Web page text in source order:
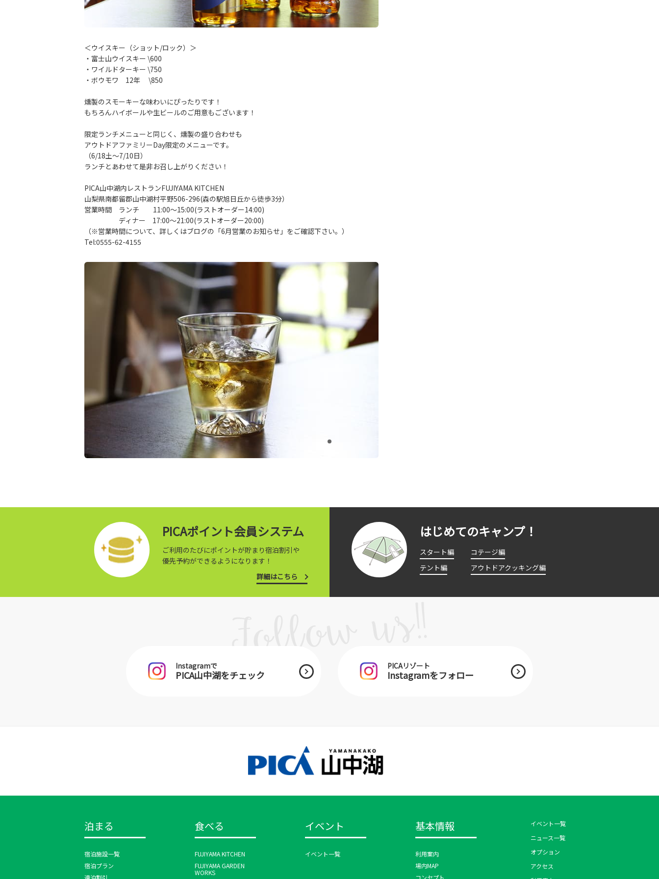
＜ウイスキー（ショット/ロック）＞
・富士山ウイスキー \600
・ワイルドターキー \750
・ボウモワ 12年 \850
燻製のスモーキーな味わいにぴったりです！
もちろんハイボールや生ビールのご用意もございます！
限定ランチメニューと同じく、燻製の盛り合わせも
アウトドアファミリーDay限定のメニューです。
（6/18土～7/10日）
ランチとあわせて是非お召し上がりください！
PICA山中湖内レストランFUJIYAMA KITCHEN
山梨県南都留郡山中湖村平野506-296(森の駅旭日丘から徒歩3分）
営業時間 ランチ 11:00～15:00(ラストオーダー14:00)
ディナー 17:00～21:00(ラストオーダー20:00)
（※営業時間について、詳しくはブログの「6月営業のお知らせ」をご確認下さい。）
Tel:0555-62-4155
PICAポイント会員システム
ご利用のたびにポイントが貯まり宿泊割引や
優先予約ができるようになります！
詳細はこちら
はじめてのキャンプ！
スタート編
コテージ編
テント編
アウトドアクッキング編
Instagramで
PICA山中湖をチェック
PICAリゾート
Instagramをフォロー
泊まる
宿泊施設一覧
宿泊プラン
連泊割引
食べる
FUJIYAMA KITCHEN
FUJIYAMA GARDEN
WORKS
イベント
イベント一覧
基本情報
利用案内
場内MAP
コンセプト
イベント一覧
ニュース一覧
オプション
アクセス